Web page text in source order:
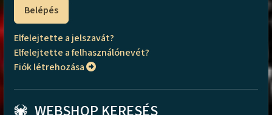
Belépés
Elfelejtette a jelszavát?
Elfelejtette a felhasználónevét?
Fiók létrehozása